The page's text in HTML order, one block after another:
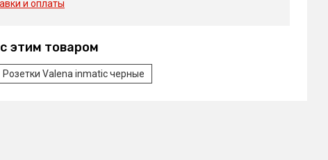
и оплаты
этим товаром
Розетки Valena inmatic черные